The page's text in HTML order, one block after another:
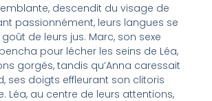
descendit du visage de
passionnément, leurs langues se
de leurs jus. Marc, son sexe
pour lécher les seins de Léa,
gorgés, tandis qu’Anna caressait
ses doigts effleurant son clitoris
Léa, au centre de leurs attentions,